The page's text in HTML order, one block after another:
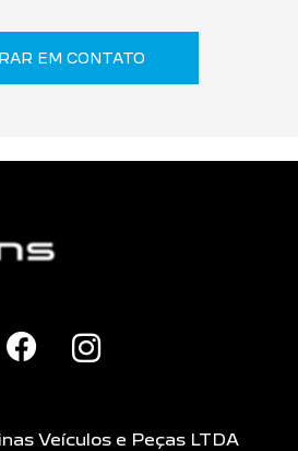
EM CONTATO
Veículos e Peças LTDA